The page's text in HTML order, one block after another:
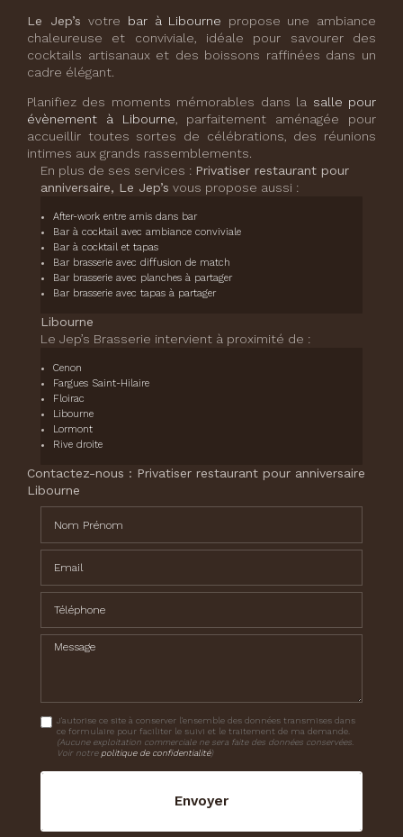
Le Jep’svotre bar à Libourne propose une ambiance
chaleureuse et conviviale, idéale pour savourer des
cocktails artisanaux et des boissons raffinées dans un
cadre élégant.
Planifiez des moments mémorables dans la salle pour
évènement à Libourne , parfaitement aménagée pour
accueillir toutes sortes de célébrations, des réunions
intimes aux grands rassemblements.
En plus de ses services : Privatiser restaurant pour
anniversaire, Le Jep’s vous propose aussi :
After-work entre amis dans bar
Bar à cocktail avec ambiance conviviale
Bar à cocktail et tapas
Bar brasserie avec diffusion de match
Bar brasserie avec planches à partager
Bar brasserie avec tapas à partager
Libourne
Le Jep’s Brasserie intervient à proximité de :
Cenon
Fargues Saint-Hilaire
Floirac
Libourne
Lormont
Rive droite
Contactez-nous : Privatiser restaurant pour anniversaire
Libourne
Message
J'autorise ce site à conserver l'ensemble des données transmises dans
ce formulaire pour faciliter le suivi et le traitement de ma demande.
(Aucune exploitation commerciale ne sera faite des données conservées.
Voir notre politique de confidentialité)